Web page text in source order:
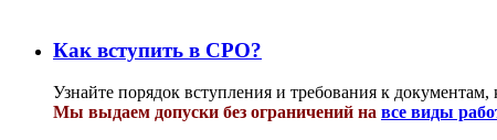
Как вступить в СРО?
Узнайте порядок вступления и требования к документам,
Мы выдаем допуски без ограничений на все виды